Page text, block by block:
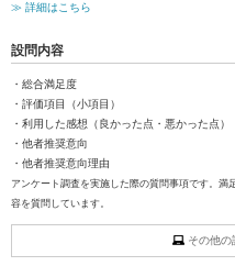
≫ 詳細はこちら
設問内容
・総合満足度
・評価項目（小項目）
・利用した感想（良かった点・悪かった点）
・他者推奨意向
・他者推奨意向理由
アンケート調査を実施した際の質問事項です。満
容を質問しています。
その他の